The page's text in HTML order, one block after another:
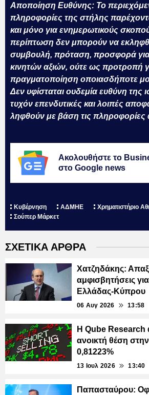
Αποποίηση Ευθύνης: Το
πληροφορίες της στήλης
και μόνο για ενημερωτικούς
περίπτωση δεν μπορούν να
συμβουλή, πρόταση, προσφορά
κινητών αξιών, ούτε ως προτροπή
πραγματοποίηση οποιασδήποτε
Δεν υφίσταται ουδεμία ευθύνη της
τυχόν επενδυτικές και λοιπές
ληφθούν με βάση τις πληροφορίες
Ακολουθήστε το
στο Google news
Κυβέρνηση ΑΔΜΗΕ
Χρηματιστήριο
Σούπερ Μάρκετ
ΣΧΕΤΙΚΑ ΑΡΘΡΑ
Χατζηδάκης:
αμφισβητήσεις
Ελλάδας-Κύπρου
06 Αυγ 2026 13:58
Η Qube Research
ανοικτή θέση
0,81223%
13 Ιουλ 2026 13:40
Παπασταύρου: